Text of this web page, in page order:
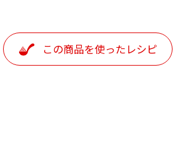
この商品を使ったレシピ